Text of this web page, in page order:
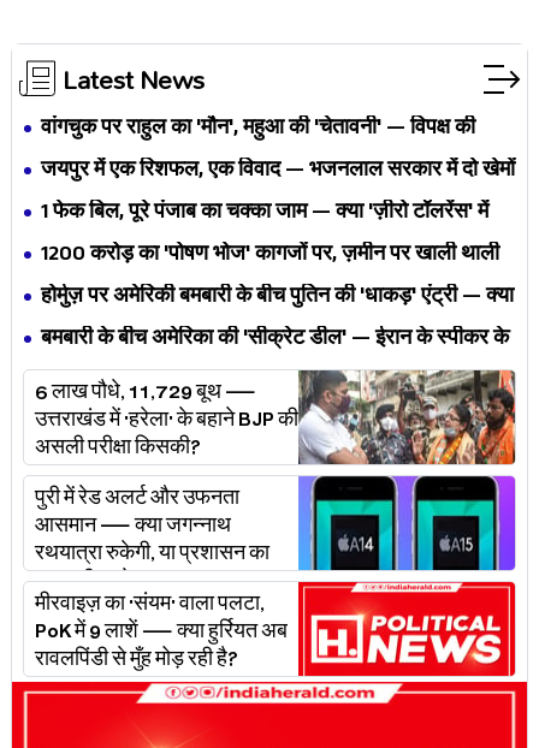
Latest News
वांगचुक पर राहुल का 'मौन', महुआ की 'चेतावनी' — विपक्ष की
एकता BJP का नैरेटिव बदलने से पहले बिखर रही है?
जयपुर में एक रिशफल, एक विवाद — भजनलाल सरकार में दो खेमों
की जंग अब छुपेगी कैसे?
1 फेक बिल, पूरे पंजाब का चक्का जाम — क्या 'ज़ीरो टॉलरेंस' में
अपनी ही यूनियनों से घिर गए भगवंत मान?
₹1200 करोड़ का 'पोषण भोज' कागजों पर, ज़मीन पर खाली थाली
— MP के बच्चों का निवाला कौन निगल रहा है?
होर्मुज़ पर अमेरिकी बमबारी के बीच पुतिन की 'धाकड़' एंट्री — क्या
ट्रंप-ईरान की जंग अब महायुद्ध बनेगी?
बमबारी के बीच अमेरिका की 'सीक्रेट डील' — ईरान के स्पीकर के
खुलासे ने असली खेल बेनक़ाब किया?
6 लाख पौधे, 11,729 बूथ —
उत्तराखंड में 'हरेला' के बहाने BJP की
असली परीक्षा किसकी?
पुरी में रेड अलर्ट और उफनता
आसमान — क्या जगन्नाथ
रथयात्रा रुकेगी, या प्रशासन का
'प्लान बी' चलेगा?
मीरवाइज़ का 'संयम' वाला पलटा,
PoK में 9 लाशें — क्या हुर्रियत अब
रावलपिंडी से मुँह मोड़ रही है?